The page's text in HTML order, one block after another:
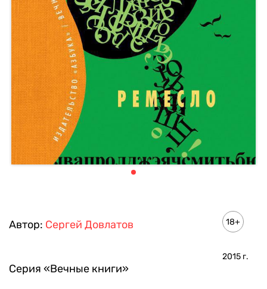
Автор: Сергей Довлатов 18+
2015 г.
Серия «Вечные книги»